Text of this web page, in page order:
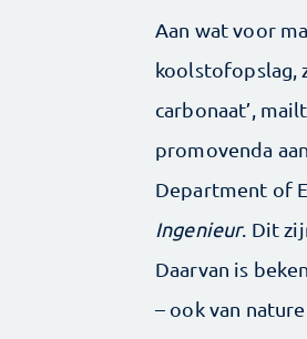
Aan wat voor
koolstofopslag,
carbonaat’,
promovenda
Department of
Ingenieur. Dit
Daarvan is
– ook van